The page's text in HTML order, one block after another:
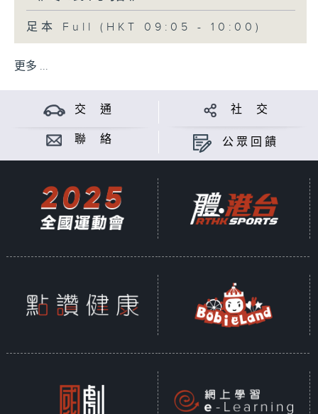
足本 Full (HKT 09:05 - 10:00)
更多 ...
交 通 社 交
聯 絡 公眾回饋